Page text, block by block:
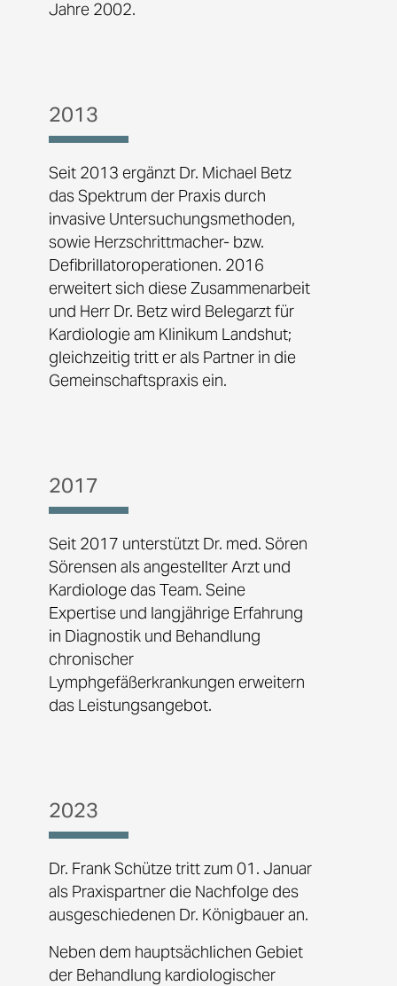
Jahre 2002.
2013
Seit 2013 ergänzt Dr. Michael Betz
das Spektrum der Praxis durch
invasive Untersuchungsmethoden,
sowie Herzschrittmacher- bzw.
Defibrillatoroperationen. 2016
erweitert sich diese Zusammenarbeit
und Herr Dr. Betz wird Belegarzt für
Kardiologie am Klinikum Landshut;
gleichzeitig tritt er als Partner in die
Gemeinschaftspraxis ein.
2017
Seit 2017 unterstützt Dr. med. Sören
Sörensen als angestellter Arzt und
Kardiologe das Team. Seine
Expertise und langjährige Erfahrung
in Diagnostik und Behandlung
chronischer
Lymphgefäßerkrankungen erweitern
das Leistungsangebot.
2023
Dr. Frank Schütze tritt zum 01. Januar
als Praxispartner die Nachfolge des
ausgeschiedenen Dr. Königbauer an.
Neben dem hauptsächlichen Gebiet
der Behandlung kardiologischer